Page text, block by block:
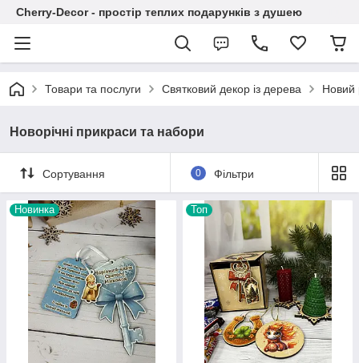
Cherry-Decor - простір теплих подарунків з душею
Товари та послуги Святковий декор із дерева Новий
Новорічні прикраси та набори
Сортування 0 Фільтри
Новинка Топ